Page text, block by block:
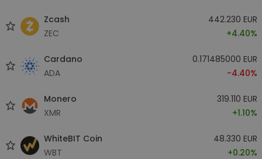
Zcash
ZEC
442.230 EUR
+4.40%
Cardano
ADA
0.171485000 EUR
-4.40%
Monero
XMR
319.110 EUR
+1.10%
WhiteBIT Coin
WBT
48.330 EUR
+0.20%